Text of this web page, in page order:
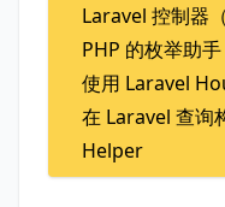
Laravel 控制器（
PHP 的枚举助
使用 Laravel
在 Laravel 查询
Helper